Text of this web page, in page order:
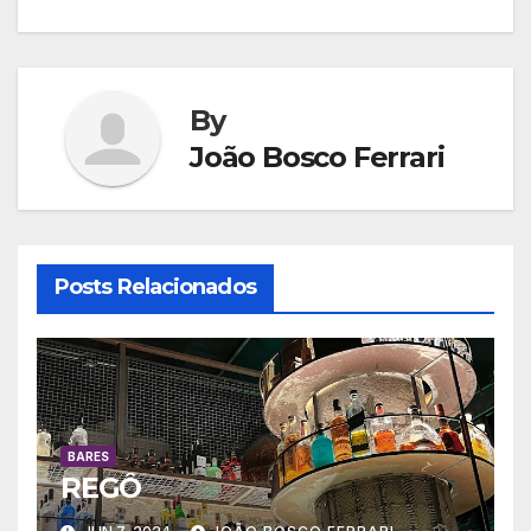
de
By
João Bosco Ferrari
Posts Relacionados
BARES
REGÔ